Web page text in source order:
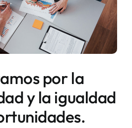
Contacto
por la
y la igualdad